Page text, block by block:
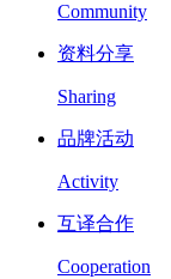
Community
资料分享
Sharing
品牌活动
Activity
互译合作
Cooperation